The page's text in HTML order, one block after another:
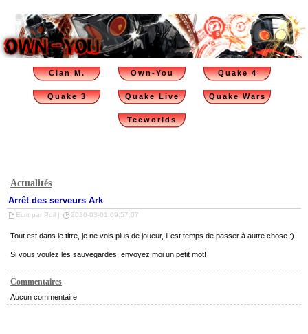
Clan M. Own-You Quake 4
Quake 3 Quake Live Quake Wars
Teeworlds
Actualités
Arrêt des serveurs Ark
Ecrit par Poil | 2020-03-01 09:57:07
Tout est dans le titre, je ne vois plus de joueur, il est temps de passer à autre chose :)
Si vous voulez les sauvegardes, envoyez moi un petit mot!
Commentaires
Aucun commentaire